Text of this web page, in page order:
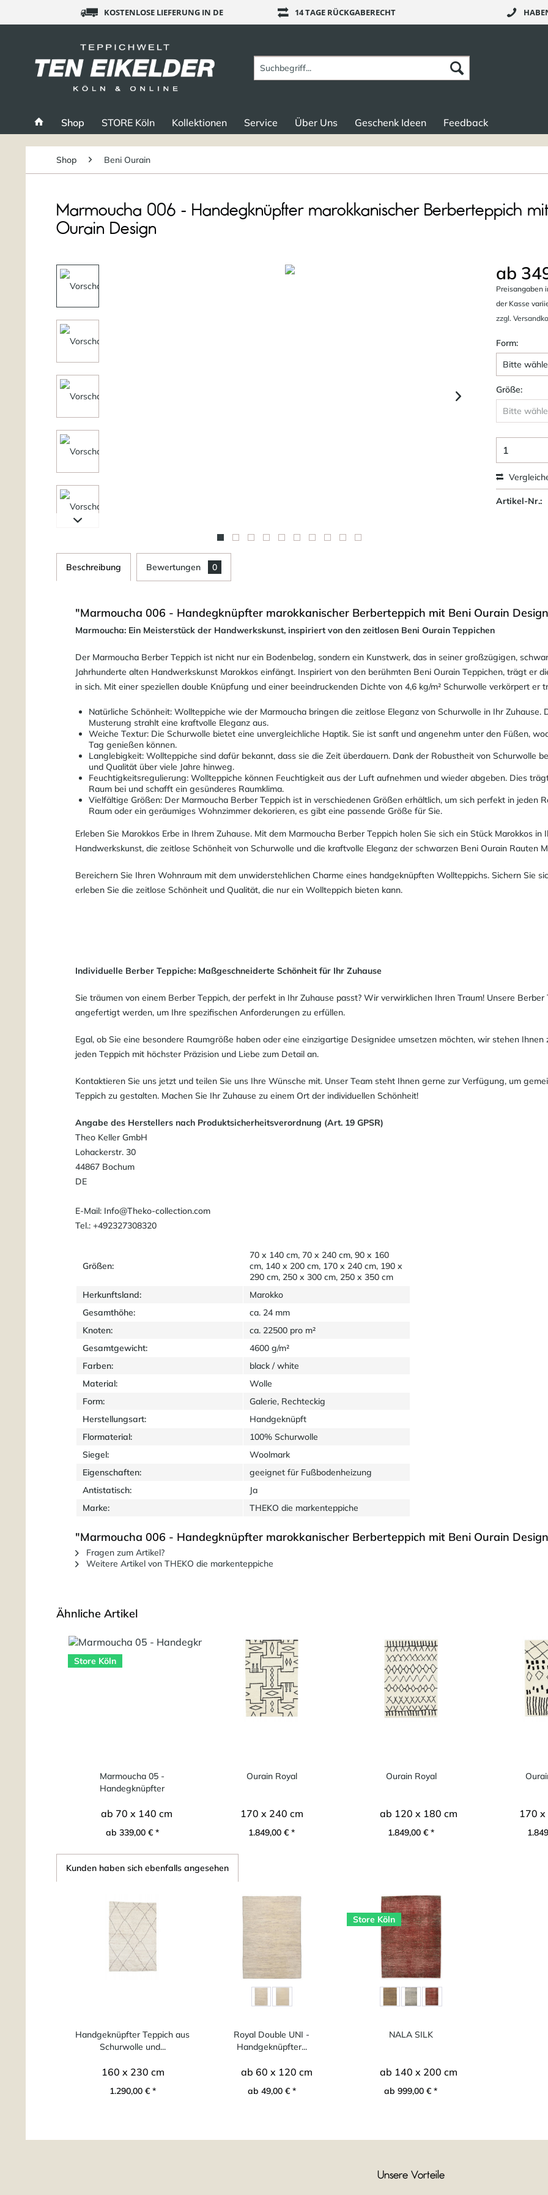
KOSTENLOSE LIEFERUNG IN DE 14 TAGE RÜCKGABERECHT
Shop STORE Köln Kollektionen Service Über Uns Geschenk Ideen Feedback
Shop Beni Ourain
Marmoucha 006 - Handegknüpfter marokkanischer Berberteppich
Ourain Design
ab
Preisangaben
der Kasse
zzgl.
Form:
Größe:
Artikel-Nr.:
Beschreibung Bewertungen 0
"Marmoucha 006 - Handegknüpfter marokkanischer Berberteppich mit Beni Ourain
Marmoucha: Ein Meisterstück der Handwerkskunst, inspiriert von den zeitlosen Beni Ourain Teppichen
Der Marmoucha Berber Teppich ist nicht nur ein Bodenbelag, sondern ein Kunstwerk, das in seiner großzügigen,
Jahrhunderte alten Handwerkskunst Marokkos einfängt. Inspiriert von den berühmten Beni Ourain Teppichen, trägt er
in sich. Mit einer speziellen double Knüpfung und einer beeindruckenden Dichte von 4,6 kg/m² Schurwolle verkörpert er
Natürliche Schönheit: Wollteppiche wie der Marmoucha bringen die zeitlose Eleganz von Schurwolle in Ihr
Musterung strahlt eine kraftvolle Eleganz aus.
Weiche Textur: Die Schurwolle bietet eine unvergleichliche Haptik. Sie ist sanft und angenehm unter den Füßen,
Tag genießen können.
Langlebigkeit: Wollteppiche sind dafür bekannt, dass sie die Zeit überdauern. Dank der Robustheit von Schurwolle
und Qualität über viele Jahre hinweg.
Feuchtigkeitsregulierung: Wollteppiche können Feuchtigkeit aus der Luft aufnehmen und wieder abgeben. Dies
Raum bei und schafft ein gesünderes Raumklima.
Vielfältige Größen: Der Marmoucha Berber Teppich ist in verschiedenen Größen erhältlich, um sich perfekt in jeden
Raum oder ein geräumiges Wohnzimmer dekorieren, es gibt eine passende Größe für Sie.
Erleben Sie Marokkos Erbe in Ihrem Zuhause. Mit dem Marmoucha Berber Teppich holen Sie sich ein Stück Marokkos
Handwerkskunst, die zeitlose Schönheit von Schurwolle und die kraftvolle Eleganz der schwarzen Beni Ourain Rauten
Bereichern Sie Ihren Wohnraum mit dem unwiderstehlichen Charme eines handgeknüpften Wollteppichs. Sichern Sie
erleben Sie die zeitlose Schönheit und Qualität, die nur ein Wollteppich bieten kann.
Individuelle Berber Teppiche: Maßgeschneiderte Schönheit für Ihr Zuhause
Sie träumen von einem Berber Teppich, der perfekt in Ihr Zuhause passt? Wir verwirklichen Ihren Traum! Unsere
angefertigt werden, um Ihre spezifischen Anforderungen zu erfüllen.
Egal, ob Sie eine besondere Raumgröße haben oder eine einzigartige Designidee umsetzen möchten, wir stehen
jeden Teppich mit höchster Präzision und Liebe zum Detail an.
Kontaktieren Sie uns jetzt und teilen Sie uns Ihre Wünsche mit. Unser Team steht Ihnen gerne zur Verfügung, um
Teppich zu gestalten. Machen Sie Ihr Zuhause zu einem Ort der individuellen Schönheit!
Angabe des Herstellers nach Produktsicherheitsverordnung (Art. 19 GPSR)
Theo Keller GmbH
Lohackerstr. 30
44867 Bochum
DE
E-Mail: Info@Theko-collection.com
Tel.: +492327308320
Größen:
70 x 140 cm, 70 x 240 cm, 90 x 160
cm, 140 x 200 cm, 170 x 240 cm, 190 x
290 cm, 250 x 300 cm, 250 x 350 cm
Herkunftsland:
Marokko
Gesamthöhe:
ca. 24 mm
Knoten:
ca. 22500 pro m²
Gesamtgewicht:
4600 g/m²
Farben:
black / white
Material:
Wolle
Form:
Galerie, Rechteckig
Herstellungsart:
Handgeknüpft
Flormaterial:
100% Schurwolle
Siegel:
Woolmark
Eigenschaften:
geeignet für Fußbodenheizung
Antistatisch:
Ja
Marke:
THEKO die markenteppiche
"Marmoucha 006 - Handegknüpfter marokkanischer Berberteppich mit Beni Ourain
Fragen zum Artikel?
Weitere Artikel von THEKO die markenteppiche
Ähnliche Artikel
Store Köln
Marmoucha 05 -
Handegknüpfter
ab 70 x 140 cm
ab 339,00 € *
Ourain Royal
170 x 240 cm
1.849,00 € *
Ourain Royal
ab 120 x 180 cm
1.849,00 € *
170
Kunden haben sich ebenfalls angesehen
Handgeknüpfter Teppich aus
Schurwolle und...
160 x 230 cm
1.290,00 € *
Royal Double UNI -
Handgeknüpfter...
ab 60 x 120 cm
ab 49,00 € *
Store Köln
NALA SILK
ab 140 x 200 cm
ab 999,00 € *
Unsere Vorteile